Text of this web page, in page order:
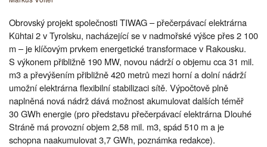
Obrovský projekt společnosti TIWAG – přečerpávací elektrárna
Kühtai 2 v Tyrolsku, nacházející se v nadmořské výšce přes 2 100
m – je klíčovým prvkem energetické transformace v Rakousku.
S výkonem přibližně 190 MW, novou nádrží o objemu cca 31 mil.
m3 a převýšením přibližně 420 metrů mezi horní a dolní nádrží
umožní elektrárna flexibilní stabilizaci sítě. Výpočtově plně
naplněná nová nádrž dává možnost akumulovat dalších téměř
30 GWh energie (pro představu přečerpávací elektrárna Dlouhé
Stráně má provozní objem 2,58 mil. m3, spád 510 m a je
schopna naakumulovat 3,7 GWh, poznámka redakce).